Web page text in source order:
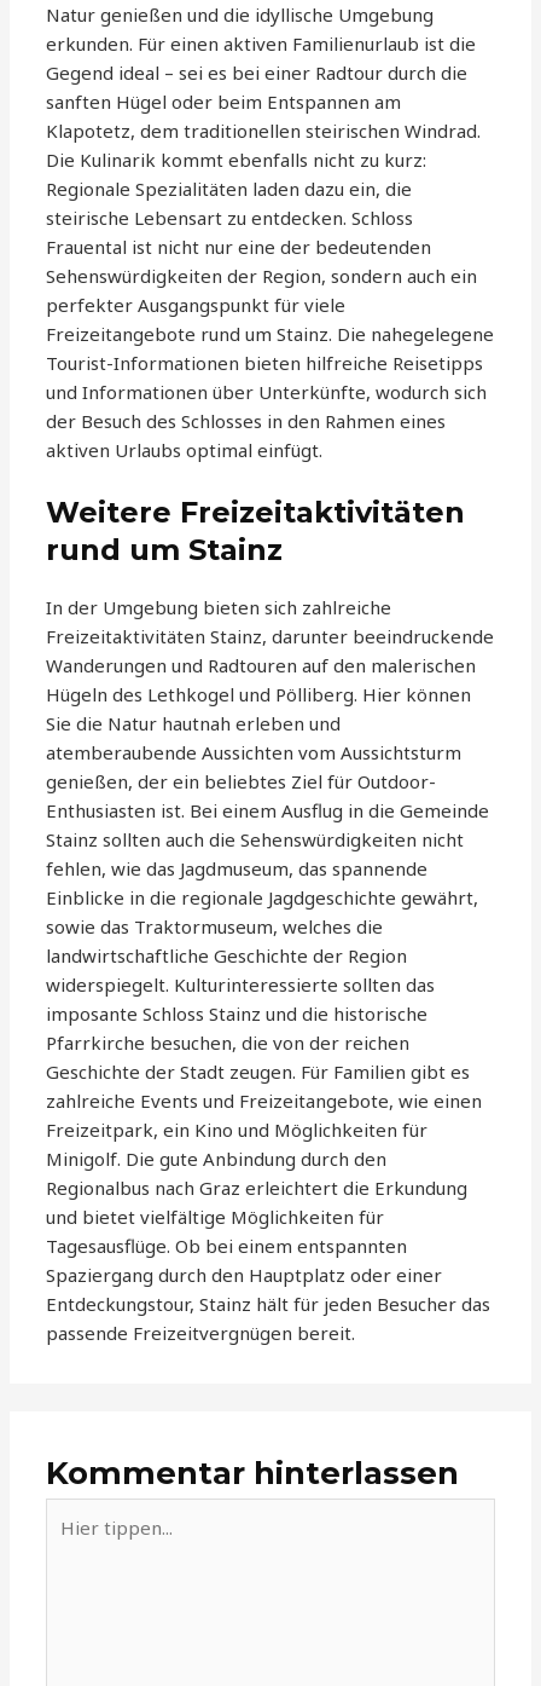
Natur genießen und die idyllische Umgebung
erkunden. Für einen aktiven Familienurlaub ist die
Gegend ideal – sei es bei einer Radtour durch die
sanften Hügel oder beim Entspannen am
Klapotetz, dem traditionellen steirischen Windrad.
Die Kulinarik kommt ebenfalls nicht zu kurz:
Regionale Spezialitäten laden dazu ein, die
steirische Lebensart zu entdecken. Schloss
Frauental ist nicht nur eine der bedeutenden
Sehenswürdigkeiten der Region, sondern auch ein
perfekter Ausgangspunkt für viele
Freizeitangebote rund um Stainz. Die nahegelegene
Tourist-Informationen bieten hilfreiche Reisetipps
und Informationen über Unterkünfte, wodurch sich
der Besuch des Schlosses in den Rahmen eines
aktiven Urlaubs optimal einfügt.
Weitere Freizeitaktivitäten
rund um Stainz
In der Umgebung bieten sich zahlreiche
Freizeitaktivitäten Stainz, darunter beeindruckende
Wanderungen und Radtouren auf den malerischen
Hügeln des Lethkogel und Pölliberg. Hier können
Sie die Natur hautnah erleben und
atemberaubende Aussichten vom Aussichtsturm
genießen, der ein beliebtes Ziel für Outdoor-
Enthusiasten ist. Bei einem Ausflug in die Gemeinde
Stainz sollten auch die Sehenswürdigkeiten nicht
fehlen, wie das Jagdmuseum, das spannende
Einblicke in die regionale Jagdgeschichte gewährt,
sowie das Traktormuseum, welches die
landwirtschaftliche Geschichte der Region
widerspiegelt. Kulturinteressierte sollten das
imposante Schloss Stainz und die historische
Pfarrkirche besuchen, die von der reichen
Geschichte der Stadt zeugen. Für Familien gibt es
zahlreiche Events und Freizeitangebote, wie einen
Freizeitpark, ein Kino und Möglichkeiten für
Minigolf. Die gute Anbindung durch den
Regionalbus nach Graz erleichtert die Erkundung
und bietet vielfältige Möglichkeiten für
Tagesausflüge. Ob bei einem entspannten
Spaziergang durch den Hauptplatz oder einer
Entdeckungstour, Stainz hält für jeden Besucher das
passende Freizeitvergnügen bereit.
Kommentar hinterlassen
tippen...